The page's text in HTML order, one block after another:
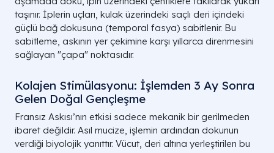
taşınır. İplerin uçları, kulak üzerindeki saçlı deri içindeki
güçlü bağ dokusuna (temporal fasya) sabitlenir. Bu
sabitleme, askının yer çekimine karşı yıllarca direnmesini
sağlayan "çapa" noktasıdır.
Kolajen Stimülasyonu: İşlemden 3 Ay Sonra
Gelen Doğal Gençleşme
Fransız Askısı’nın etkisi sadece mekanik bir gerilmeden
ibaret değildir. Asıl mucize, işlemin ardından dokunun
verdiği biyolojik yanıttır. Vücut, deri altına yerleştirilen bu